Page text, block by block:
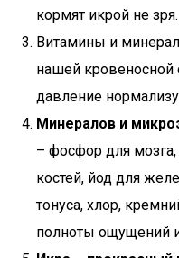
кормят икрой не зря.
Витамины и
нашей кровеносной
давление
Минералов и
– фосфор для
костей, йод для
тонуса, хлор,
полноты ощущений